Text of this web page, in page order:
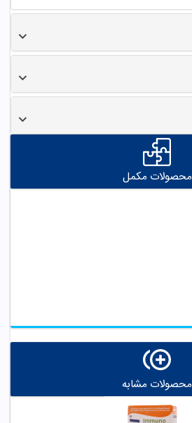
محصولات مکمل
محصولات مشابه